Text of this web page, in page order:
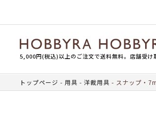
5,000円(税込)以上のご注文で送料無料。店舗受け
トップページ 用具 洋裁用具 スナップ・